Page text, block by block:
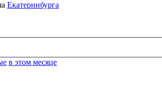
Екатеринбурга
в этом месяце